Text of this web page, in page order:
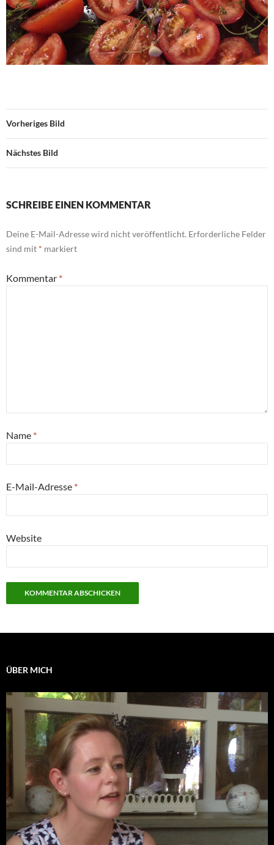
Vorheriges Bild
Nächstes Bild
SCHREIBE EINEN KOMMENTAR
Deine E-Mail-Adresse wird nicht veröffentlicht. Erforderliche Felder
sind mit * markiert
Kommentar *
Name *
E-Mail-Adresse *
Website
ÜBER MICH